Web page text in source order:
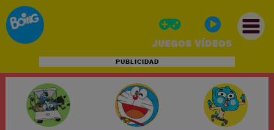
JUEGOS VÍDEOS
PUBLICIDAD
INICIO
JUEGOS